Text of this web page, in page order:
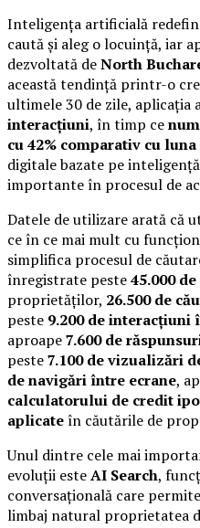
Inteligența artificială
caută și aleg o locuință, iar
dezvoltată deNorth
această tendință printr-o
ultimele 30 de zile, aplicația
interacțiuni, în timp ce
cu 42% comparativ cu
digitale bazate pe
importante în procesul de
Datele de utilizare arată că
ce în ce mai mult cu
simplifica procesul de
înregistrate peste45.000
proprietăților, 26.500 de
peste 9.200 de
aproape7.600 de
peste7.100 de vizualizări
de navigări între ecrane,
calculatorului de credit
aplicateîn căutările de
Unul dintre cele mai
evoluții esteAI Search,
conversațională care
limbaj natural proprietatea